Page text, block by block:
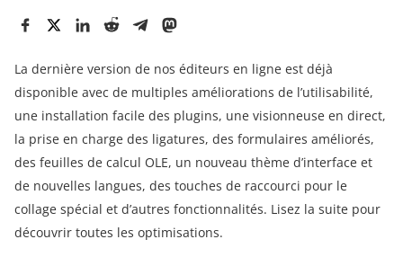
La dernière version de nos éditeurs en ligne est déjà
disponible avec de multiples améliorations de l’utilisabilité,
une installation facile des plugins, une visionneuse en direct,
la prise en charge des ligatures, des formulaires améliorés,
des feuilles de calcul OLE, un nouveau thème d’interface et
de nouvelles langues, des touches de raccourci pour le
collage spécial et d’autres fonctionnalités. Lisez la suite pour
découvrir toutes les optimisations.